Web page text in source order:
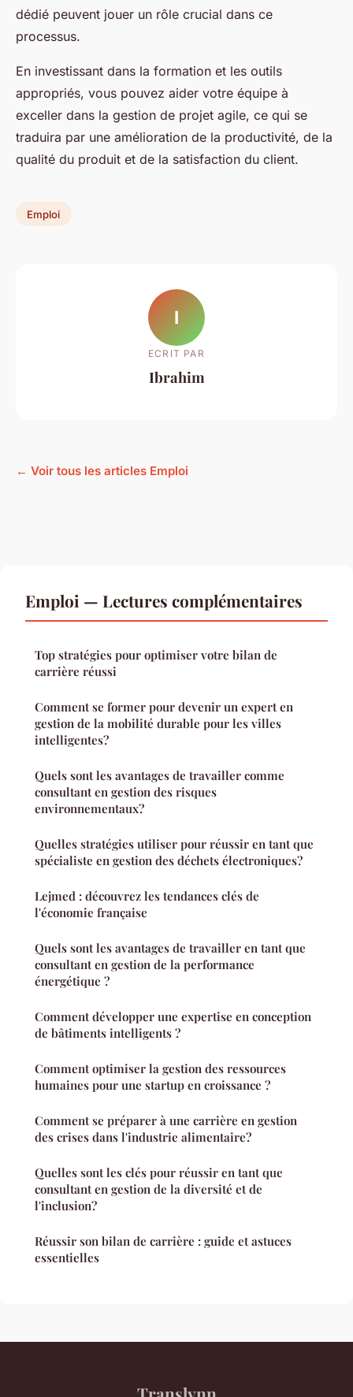
dédié peuvent jouer un rôle crucial dans ce
processus.
En investissant dans la formation et les outils
appropriés, vous pouvez aider votre équipe à
exceller dans la gestion de projet agile, ce qui se
traduira par une amélioration de la productivité, de la
qualité du produit et de la satisfaction du client.
Emploi
I
ECRIT PAR
Ibrahim
← Voir tous les articles Emploi
Emploi — Lectures complémentaires
Top stratégies pour optimiser votre bilan de
carrière réussi
Comment se former pour devenir un expert en
gestion de la mobilité durable pour les villes
intelligentes?
Quels sont les avantages de travailler comme
consultant en gestion des risques
environnementaux?
Quelles stratégies utiliser pour réussir en tant que
spécialiste en gestion des déchets électroniques?
Lejmed : découvrez les tendances clés de
l'économie française
Quels sont les avantages de travailler en tant que
consultant en gestion de la performance
énergétique ?
Comment développer une expertise en conception
de bâtiments intelligents ?
Comment optimiser la gestion des ressources
humaines pour une startup en croissance ?
Comment se préparer à une carrière en gestion
des crises dans l'industrie alimentaire?
Quelles sont les clés pour réussir en tant que
consultant en gestion de la diversité et de
l'inclusion?
Réussir son bilan de carrière : guide et astuces
essentielles